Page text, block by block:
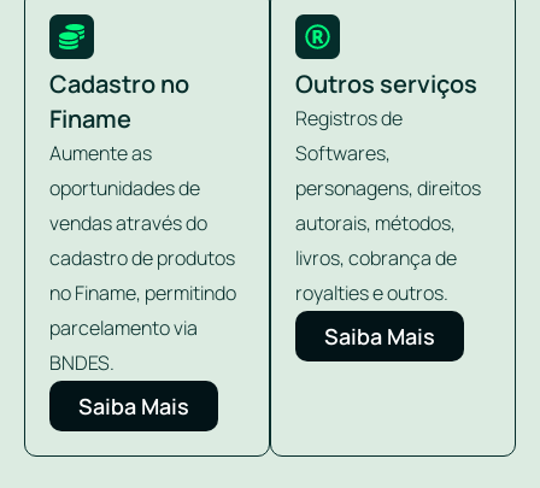
Cadastro no
Finame
Aumente as
oportunidades de
vendas através do
cadastro de produtos
no Finame, permitindo
parcelamento via
BNDES.
Saiba Mais
Outros serviços
Registros de
Softwares,
personagens, direitos
autorais, métodos,
livros, cobrança de
royalties e outros.
Saiba Mais